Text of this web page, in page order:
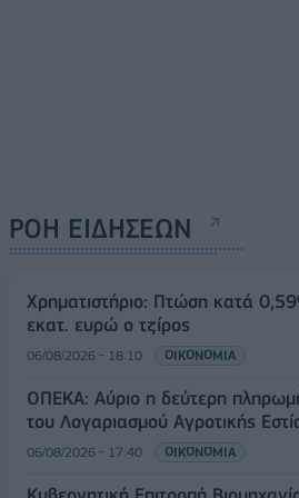
ΡΟΗ ΕΙΔΗΣΕΩΝ
Χρηματιστήριο: Πτώση κατά
εκατ. ευρώ ο τζίρος
06/08/2026 - 18:10 ΟΙΚΟΝΟΜΙΑ
ΟΠΕΚΑ: Αύριο η δεύτερη
του Λογαριασμού Αγροτικής
06/08/2026 - 17:40 ΟΙΚΟΝΟΜΙΑ